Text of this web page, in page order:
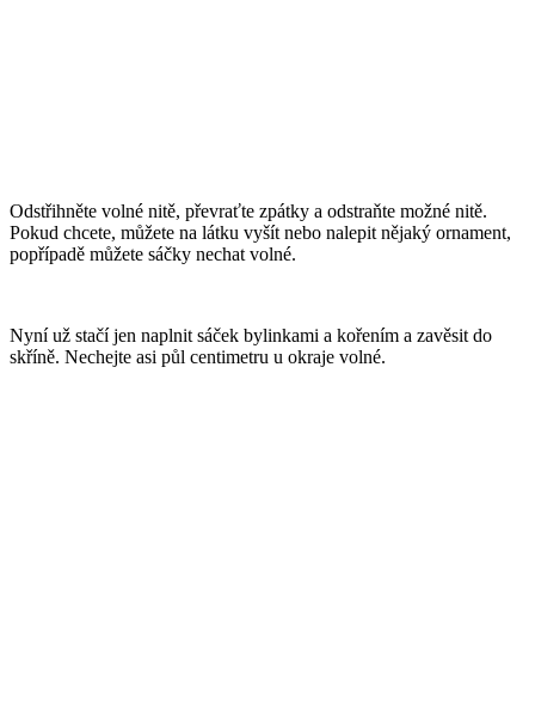
Odstřihněte volné nitě, převraťte zpátky a odstraňte možné nitě.
Pokud chcete, můžete na látku vyšít nebo nalepit nějaký ornament,
popřípadě můžete sáčky nechat volné.
Nyní už stačí jen naplnit sáček bylinkami a kořením a zavěsit do
skříně. Nechejte asi půl centimetru u okraje volné.